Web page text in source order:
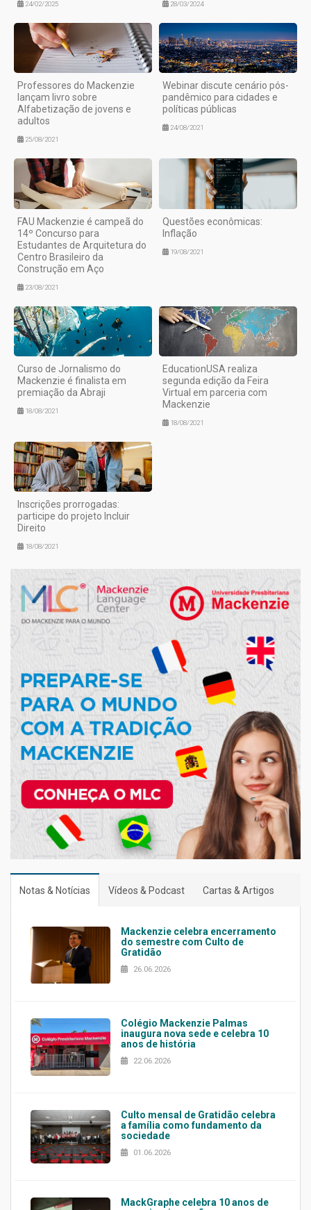
24/02/2025 28/03/2024
Professores do Mackenzie
lançam livro sobre
Alfabetização de jovens e
adultos
25/08/2021
Webinar discute cenário pós-
pandêmico para cidades e
políticas públicas
24/08/2021
FAU Mackenzie é campeã do
14º Concurso para
Estudantes de Arquitetura do
Centro Brasileiro da
Construção em Aço
23/08/2021
Questões econômicas:
Inflação
19/08/2021
Curso de Jornalismo do
Mackenzie é finalista em
premiação da Abraji
18/08/2021
EducationUSA realiza
segunda edição da Feira
Virtual em parceria com
Mackenzie
18/08/2021
Inscrições prorrogadas:
participe do projeto Incluir
Direito
18/08/2021
Notas & Notícias Vídeos & Podcast Cartas & Artigos
Mackenzie celebra encerramento
do semestre com Culto de
Gratidão
26.06.2026
Colégio Mackenzie Palmas
inaugura nova sede e celebra 10
anos de história
22.06.2026
Culto mensal de Gratidão celebra
a família como fundamento da
sociedade
01.06.2026
MackGraphe celebra 10 anos de